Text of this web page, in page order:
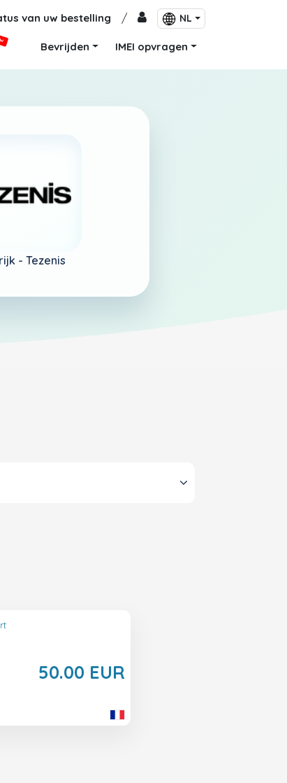
van uw bestelling / NL
Bevrijden IMEI opvragen
- Tezenis
50.00 EUR